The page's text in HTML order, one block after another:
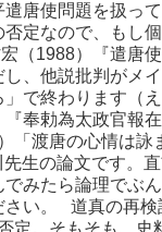
唐使問題を扱っ
否定なので、もし
（1988）『遣唐
、他説批判がメ
」で終わります（
奉勅為太政官報
「渡唐の心情は
の論文です。
でみたら論理でぶ
い。 道真の再